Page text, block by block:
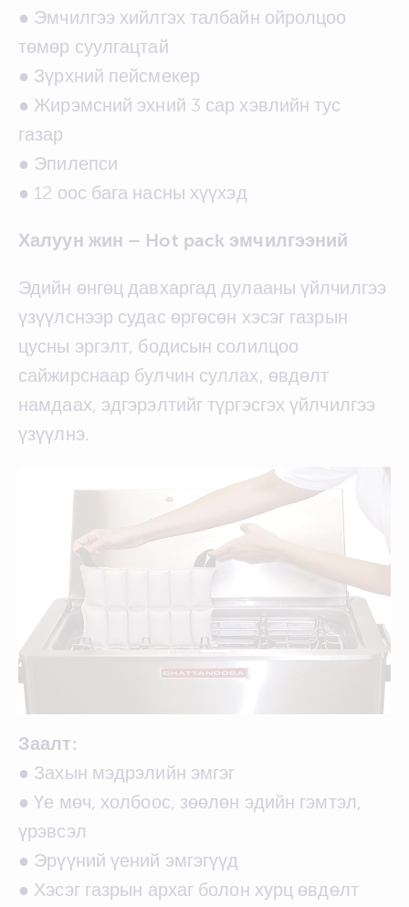
● Эмчилгээ хийлгэх талбайн ойролцоо
төмөр суулгацтай
● Зүрхний пейсмекер
● Жирэмсний эхний 3 сар хэвлийн тус
газар
● Эпилепси
● 12 оос бага насны хүүхэд
Халуун жин – Hot pack эмчилгээний
Эдийн өнгөц давхаргад дулааны үйлчилгээ
үзүүлснээр судас өргөсөн хэсэг газрын
цусны эргэлт, бодисын солилцоо
сайжирснаар булчин суллах, өвдөлт
намдаах, эдгэрэлтийг түргэсгэх үйлчилгээ
үзүүлнэ.
Заалт:
● Захын мэдрэлийн эмгэг
● Үе мөч, холбоос, зөөлөн эдийн гэмтэл,
үрэвсэл
● Эрүүний үений эмгэгүүд
● Хэсэг газрын архаг болон хурц өвдөлт